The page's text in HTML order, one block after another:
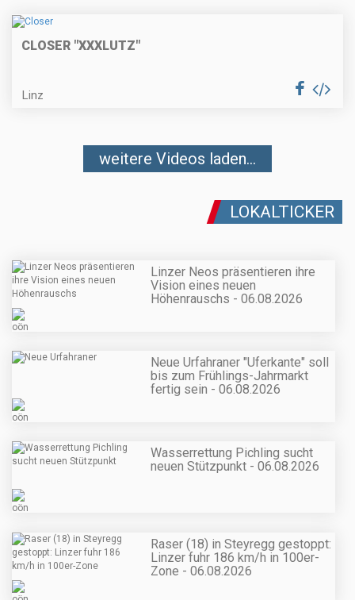
CLOSER "XXXLUTZ"
Linz
weitere Videos laden...
LOKALTICKER
Linzer Neos präsentieren ihre
Vision eines neuen
Höhenrauschs - 06.08.2026
Neue Urfahraner "Uferkante" soll
bis zum Frühlings-Jahrmarkt
fertig sein - 06.08.2026
Wasserrettung Pichling sucht
neuen Stützpunkt - 06.08.2026
Raser (18) in Steyregg gestoppt:
Linzer fuhr 186 km/h in 100er-
Zone - 06.08.2026